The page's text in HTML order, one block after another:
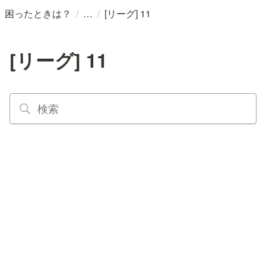
困ったときは？ / / [リーグ] 11
[リーグ] 11